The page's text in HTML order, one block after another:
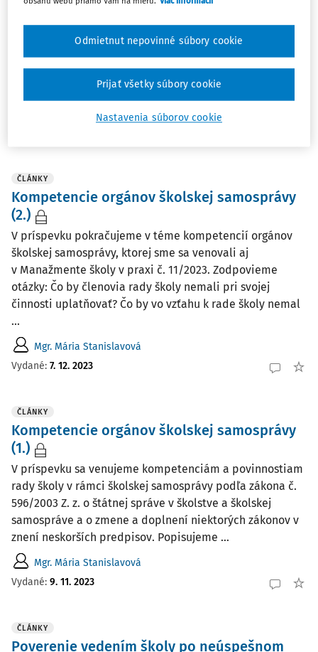
ustanoveniu a kompetenciám. Pripomíname, že je
orgánom školskej samosprávy podľa zákona č. 596/2003
Z. z. o štátnej správe v školstve a školskej samospráve.
Upozorňujeme, kde sa zriaďuje, koľko má členov ...
Mgr. Mária Stanislavová
ČLÁNKY
Kompetencie orgánov školskej samosprávy
(2.)
V príspevku pokračujeme v téme kompetencií orgánov
školskej samosprávy, ktorej sme sa venovali aj
v Manažmente školy v praxi č. 11/2023. Zodpovieme
otázky: Čo by členovia rady školy nemali pri svojej
činnosti uplatňovať? Čo by vo vzťahu k rade školy nemal
...
Mgr. Mária Stanislavová
Vydané: 7. 12. 2023
ČLÁNKY
Kompetencie orgánov školskej samosprávy
(1.)
V príspevku sa venujeme kompetenciám a povinnostiam
rady školy v rámci školskej samosprávy podľa zákona č.
596/2003 Z. z. o štátnej správe v školstve a školskej
samospráve a o zmene a doplnení niektorých zákonov v
znení neskorších predpisov. Popisujeme ...
Mgr. Mária Stanislavová
Vydané: 9. 11. 2023
ČLÁNKY
Poverenie vedením školy po neúspešnom
Nastavenia súborov cookie
Odmietnut nepovinné súbory cookie
Prijať všetky súbory cookie